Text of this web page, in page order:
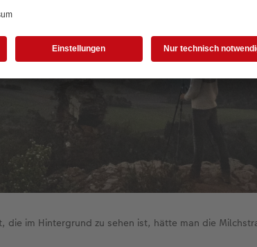
im Hintergrund zu sehen ist, hätte man die